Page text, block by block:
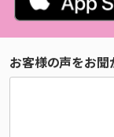
お客様の声をお聞